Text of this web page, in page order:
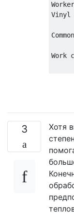
Vinyl
Work
3
Хотя